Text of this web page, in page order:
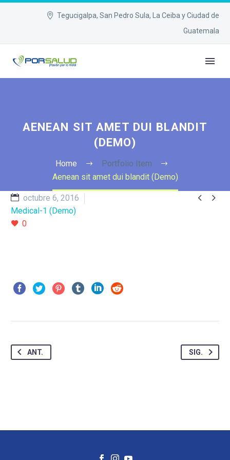
Tegucigalpa, San Pedro Sula, La Ceiba y Ciudad de
Guatemala
AENEAN SIT AMET DUI BLANDIT
(DEMO)
Home
Portfolio Item
Aenean sit amet dui blandit (Demo)
 
octubre 6, 2016
Medical-1 (Demo)
0
ANT. SIG.